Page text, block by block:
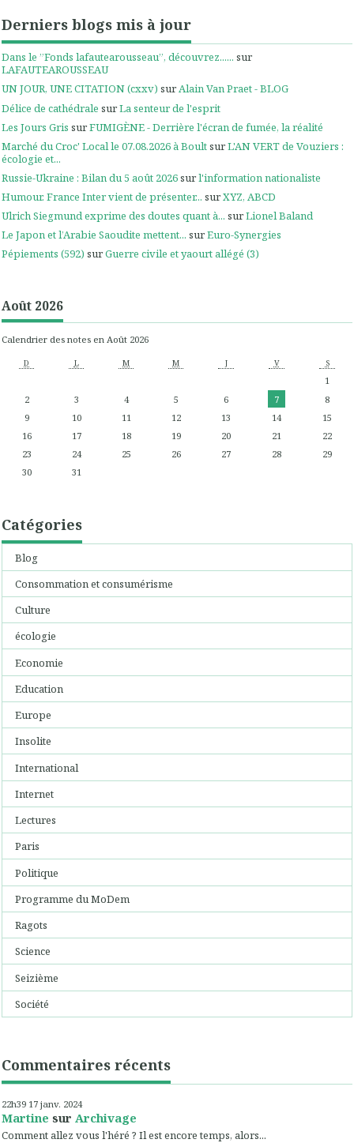
Derniers blogs mis à jour
Dans le ”Fonds lafautearousseau”, découvrez...... sur
LAFAUTEAROUSSEAU
UN JOUR, UNE CITATION (cxxv) surAlain Van Praet - BLOG
Délice de cathédrale surLa senteur de l'esprit
Les Jours Gris surFUMIGÈNE - Derrière l'écran de fumée, la réalité
Marché du Croc' Local le 07.08.2026 à BoultsurL'AN VERT de Vouziers :
écologie et...
Russie-Ukraine : Bilan du 5 août 2026surl'information nationaliste
Humour. France Inter vient de présenter... surXYZ, ABCD
Ulrich Siegmund exprime des doutes quant à... surLionel Baland
Le Japon et l’Arabie Saoudite mettent... surEuro-Synergies
Pépiements (592) surGuerre civile et yaourt allégé (3)
Août 2026
Calendrier des notes en Août 2026
D L M M J V S
1
2
3 4 5 6 7
8
9
10 11 12 13 14
15
16
17 18 19 20 21
22
23
24 25 26 27 28
29
30
31
Catégories
Blog
Consommation et consumérisme
Culture
écologie
Economie
Education
Europe
Insolite
International
Internet
Lectures
Paris
Politique
Programme du MoDem
Ragots
Science
Seizième
Société
Commentaires récents
22h39 17 janv. 2024
Martine sur Archivage
Comment allez vous l'héré ? Il est encore temps, alors...